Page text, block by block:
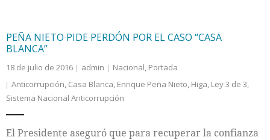
PEÑA NIETO PIDE PERDÓN POR EL CASO “CASA
BLANCA”
18 de julio de 2016 admin Nacional, Portada
Anticorrupción, Casa Blanca, Enrique Peña Nieto, Higa, Ley 3 de 3,
Sistema Nacional Anticorrupción
El Presidente aseguró que para recuperar la confianza